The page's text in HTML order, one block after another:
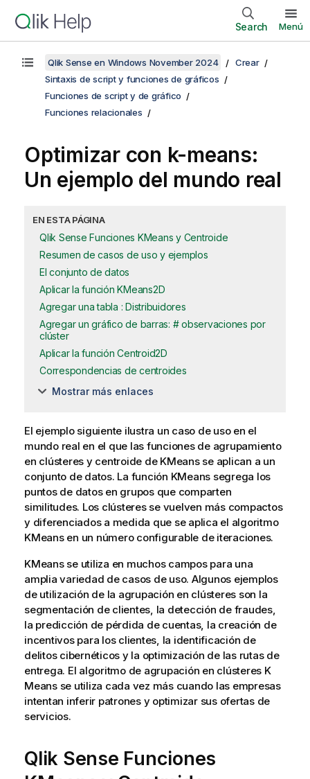
Search Menú
Qlik Sense en Windows November 2024
Crear
Sintaxis de script y funciones de gráficos
Funciones de script y de gráfico
Funciones relacionales
Optimizar con k-means:
Un ejemplo del mundo real
EN ESTA PÁGINA
Qlik Sense Funciones KMeans y Centroide
Resumen de casos de uso y ejemplos
El conjunto de datos
Aplicar la función KMeans2D
Agregar una tabla : Distribuidores
Agregar un gráfico de barras: # observaciones por
clúster
Aplicar la función Centroid2D
Correspondencias de centroides
Mostrar más enlaces
El ejemplo siguiente ilustra un caso de uso en el
mundo real en el que las funciones de agrupamiento
en clústeres y centroide de KMeans se aplican a un
conjunto de datos. La función KMeans segrega los
puntos de datos en grupos que comparten
similitudes. Los clústeres se vuelven más compactos
y diferenciados a medida que se aplica el algoritmo
KMeans en un número configurable de iteraciones.
KMeans se utiliza en muchos campos para una
amplia variedad de casos de uso. Algunos ejemplos
de utilización de la agrupación en clústeres son la
segmentación de clientes, la detección de fraudes,
la predicción de pérdida de cuentas, la creación de
incentivos para los clientes, la identificación de
delitos cibernéticos y la optimización de las rutas de
entrega. El algoritmo de agrupación en clústeres K
Means se utiliza cada vez más cuando las empresas
intentan inferir patrones y optimizar sus ofertas de
servicios.
Qlik Sense Funciones